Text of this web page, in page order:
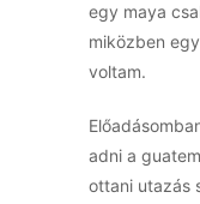
egy maya
miközben
voltam.
adni a
ottani utazás